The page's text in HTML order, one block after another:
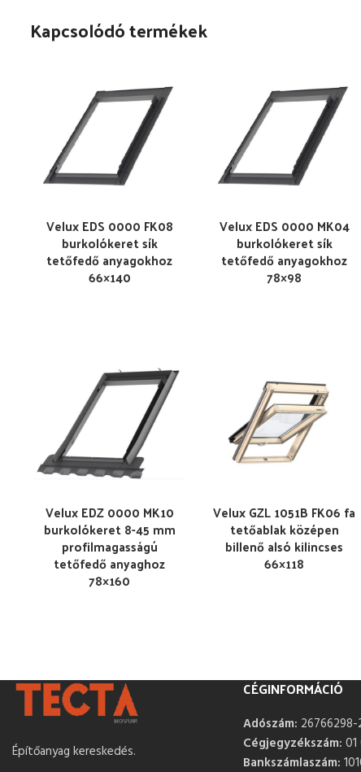
Kapcsolódó termékek
Velux EDS 0000 FK08
burkolókeret sík
tetőfedő anyagokhoz
66×140
Velux EDS 0000 MK04
burkolókeret sík
tetőfedő anyagokhoz
78×98
Velux EDZ 0000 MK10
burkolókeret 8-45 mm
profilmagasságú
tetőfedő anyaghoz
78×160
Velux GZL 1051B FK06 fa
tetőablak középen
billenő alsó kilincses
66×118
Építőanyag kereskedés.
CÉGINFORMÁCIÓ
Adószám:
Cégjegyzékszám:
Bankszámlaszám: